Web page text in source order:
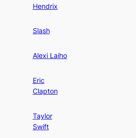
Hendrix
Slash
Alexi Laiho
Eric
Clapton
Taylor
Swift